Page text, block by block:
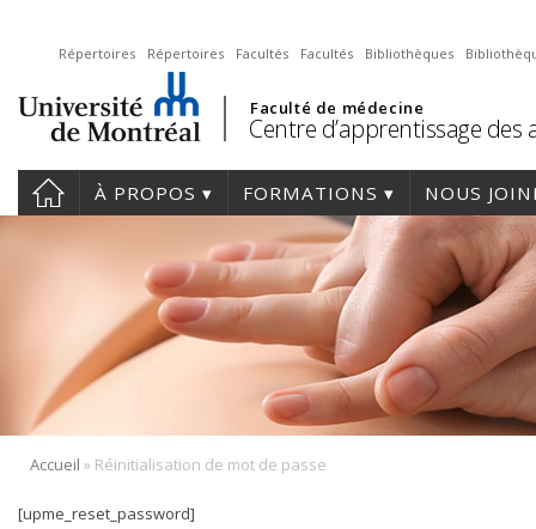
Répertoires Répertoires Facultés Facultés Bibliothèques
Faculté de médecine
Centre d’apprentissage
À PROPOS FORMATIONS NOUS
Accueil » Réinitialisation de mot de passe
[upme_reset_password]